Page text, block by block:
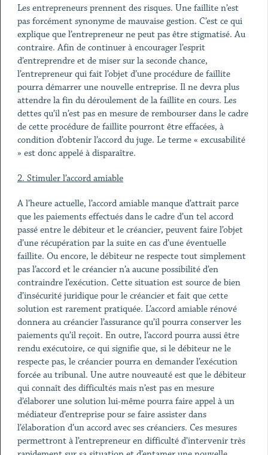
Les entrepreneurs prennent des risques. Une faillite n’est
pas forcément synonyme de mauvaise gestion. C’est ce qui
explique que l’entrepreneur ne peut pas être stigmatisé. Au
contraire. Afin de continuer à encourager l’esprit
d’entreprendre et de miser sur la seconde chance,
l’entrepreneur qui fait l’objet d’une procédure de faillite
pourra démarrer une nouvelle entreprise. Il ne devra plus
attendre la fin du déroulement de la faillite en cours. Les
dettes qu’il n’est pas en mesure de rembourser dans le cadre
de cette procédure de faillite pourront être effacées, à
condition d’obtenir l’accord du juge. Le terme « excusabilité
» est donc appelé à disparaître.
2. Stimuler l’accord amiable
A l’heure actuelle, l’accord amiable manque d’attrait parce
que les paiements effectués dans le cadre d’un tel accord
passé entre le débiteur et le créancier, peuvent faire l’objet
d’une récupération par la suite en cas d’une éventuelle
faillite. Ou encore, le débiteur ne respecte tout simplement
pas l’accord et le créancier n’a aucune possibilité d’en
contraindre l’exécution. Cette situation est source de bien
d’insécurité juridique pour le créancier et fait que cette
solution est rarement pratiquée. L’accord amiable rénové
donnera au créancier l’assurance qu’il pourra conserver les
paiements qu’il reçoit. En outre, l’accord pourra aussi être
rendu exécutoire, ce qui signifie que, si le débiteur ne le
respecte pas, le créancier pourra en demander l’exécution
forcée au tribunal. Une autre nouveauté est que le débiteur
qui connaît des difficultés mais n’est pas en mesure
d’élaborer une solution lui-même pourra faire appel à un
médiateur d’entreprise pour se faire assister dans
l’élaboration d’un accord avec ses créanciers. Ces mesures
permettront à l’entrepreneur en difficulté d’intervenir très